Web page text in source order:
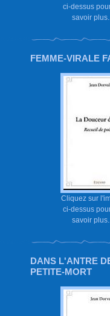
ci-dessus
savoir plus...
FEMME-VIRALE
Cliquez sur
ci-dessus
savoir plus...
DANS L'ANTRE
PETITE-MORT